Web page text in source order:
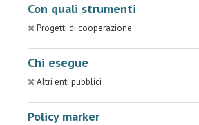
Con quali strumenti
Progetti di cooperazione
Chi esegue
Altri enti pubblici
Policy marker